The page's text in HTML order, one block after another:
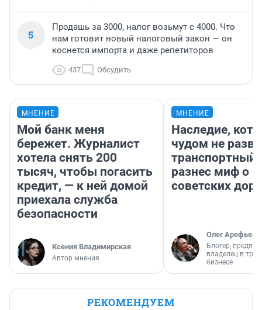
5
Продашь за 3000, налог возьмут с 4000. Что
нам готовит новый налоговый закон — он
коснется импорта и даже репетиторов
437 Обсудить
МНЕНИЕ
Мой банк меня
бережет. Журналист
хотела снять 200
тысяч, чтобы погасить
кредит, — к ней домой
приехала служба
безопасности
Ксения Владимирская
Автор мнения
МНЕНИЕ
Наследие,
чудом не
транспортный
разнес миф о
советских
Олег Арефьев
Блогер,
владелец в
бизнесе
РЕКОМЕНДУЕМ